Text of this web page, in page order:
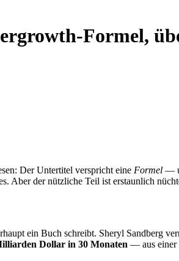
Formel,
Der Untertitel verspricht eine Formel —
Aber der nützliche Teil ist erstaunlich
ein Buch schreibt. Sheryl Sandberg
Dollar in 30 Monaten — aus einer